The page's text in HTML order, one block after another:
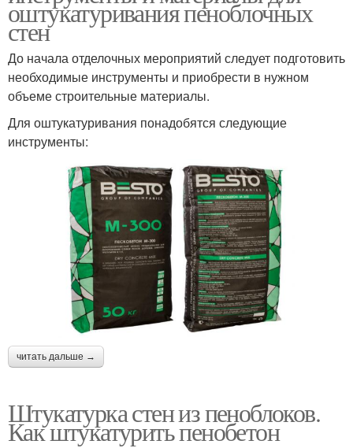
оштукатуривания пеноблочных
стен
До начала отделочных мероприятий следует подготовить
необходимые инструменты и приобрести в нужном
объеме строительные материалы.
Для оштукатуривания понадобятся следующие
инструменты:
читать дальше →
Штукатурка стен из пеноблоков.
Как штукатурить пенобетон